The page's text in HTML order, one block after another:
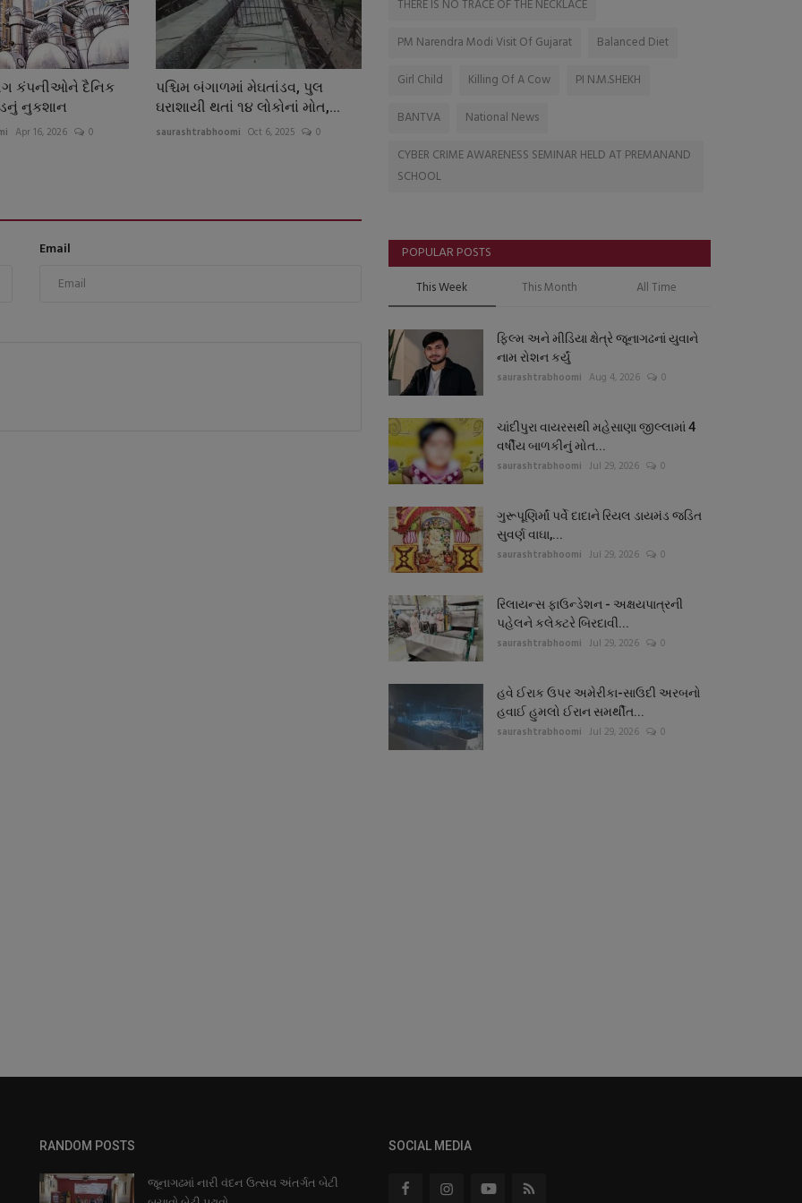
કંપનીઓને દૈનિક
નુકશાન
Apr 16, 2026 0
પશ્ચિમ બંગાળમાં મેઘતાંડવ, પુલ
ઘરાશાયી થતાં ૧૪ લોકોનાં મોત,...
saurashtrabhoomi Oct 6, 2025 0
Email
THERE IS NO TRACE OF THE NECKLACE
PM Narendra Modi Visit Of Gujarat
Balanced Diet
Girl Child
Killing Of A Cow
PI N.M.SHEKH
BANTVA
National News
CYBER CRIME AWARENESS SEMINAR HELD AT PREMANAND
SCHOOL
POPULAR POSTS
This Week This Month All Time
ફિલ્મ અને મીડિયા ક્ષેત્રે જૂનાગઢનાં યુવાને
નામ રોશન કર્યું
saurashtrabhoomi Aug 4, 2026 0
ચાંદીપુરા વાયરસથી મહેસાણા જીલ્લામાં 4
વર્ષીય બાળકીનું મોત...
saurashtrabhoomi Jul 29, 2026 0
ગુરૂપૂણિર્માં પર્વે દાદાને રિયલ ડાયમંડ જડિત
સુવર્ણ વાઘા,...
saurashtrabhoomi Jul 29, 2026 0
રિલાયન્સ ફાઉન્ડેશન - અક્ષયપાત્રની
પહેલને કલેક્ટરે બિરદાવી...
saurashtrabhoomi Jul 29, 2026 0
હવે ઈરાક ઉપર અમેરીકા-સાઉદી અરબનો
હવાઈ હુમલો ઈરાન સમર્થીત...
saurashtrabhoomi Jul 29, 2026 0
RANDOM POSTS
જૂનાગઢમાં નારી વંદન ઉત્સવ અંતર્ગત બેટી
SOCIAL MEDIA